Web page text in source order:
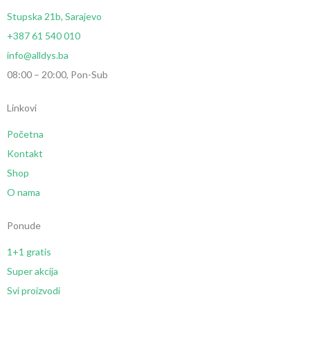
Stupska 21b, Sarajevo
+387 61 540 010
info@alldys.ba
08:00 – 20:00, Pon-Sub
Linkovi
Početna
Kontakt
Shop
O nama
Ponude
1+1 gratis
Super akcija
Svi proizvodi